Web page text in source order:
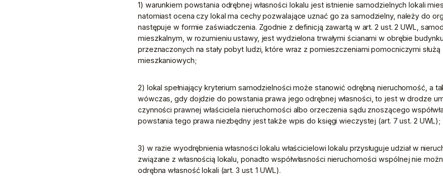
1) warunkiem powstania odrębnej własności lokalu jest istnienie samodzielnych lokali
natomiast ocena czy lokal ma cechy pozwalające uznać go za samodzielny, należy do
następuje w formie zaświadczenia. Zgodnie z definicją zawartą w art. 2 ust. 2 UWL,
mieszkalnym, w rozumieniu ustawy, jest wydzielona trwałymi ścianami w obrębie
przeznaczonych na stały pobyt ludzi, które wraz z pomieszczeniami pomocniczymi
mieszkaniowych;
2) lokal spełniający kryterium samodzielności może stanowić odrębną nieruchomość, a
wówczas, gdy dojdzie do powstania prawa jego odrębnej własności, to jest w drodze
czynności prawnej właściciela nieruchomości albo orzeczenia sądu znoszącego
powstania tego prawa niezbędny jest także wpis do księgi wieczystej (art. 7 ust. 2 UWL);
3) w razie wyodrębnienia własności lokalu właścicielowi lokalu przysługuje udział w
związane z własnością lokalu, ponadto współwłasności nieruchomości wspólnej nie
odrębna własność lokali (art. 3 ust. 1 UWL).